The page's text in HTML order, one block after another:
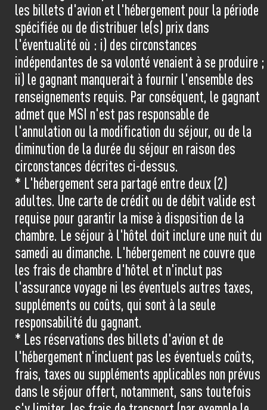
les billets d'avion et l'hébergement pour la période
spécifiée ou de distribuer le(s) prix dans
l'éventualité où : i) des circonstances
indépendantes de sa volonté venaient à se produire ;
ii) le gagnant manquerait à fournir l'ensemble des
renseignements requis. Par conséquent, le gagnant
admet que MSI n'est pas responsable de
l'annulation ou la modification du séjour, ou de la
diminution de la durée du séjour en raison des
circonstances décrites ci-dessus.
* L'hébergement sera partagé entre deux (2)
adultes. Une carte de crédit ou de débit valide est
requise pour garantir la mise à disposition de la
chambre. Le séjour à l'hôtel doit inclure une nuit du
samedi au dimanche. L'hébergement ne couvre que
les frais de chambre d'hôtel et n'inclut pas
l'assurance voyage ni les éventuels autres taxes,
suppléments ou coûts, qui sont à la seule
responsabilité du gagnant.
* Les réservations des billets d'avion et de
l'hébergement n'incluent pas les éventuels coûts,
frais, taxes ou suppléments applicables non prévus
dans le séjour offert, notamment, sans toutefois